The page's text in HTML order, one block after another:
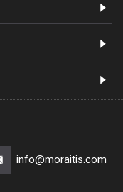
info@moraitis.com